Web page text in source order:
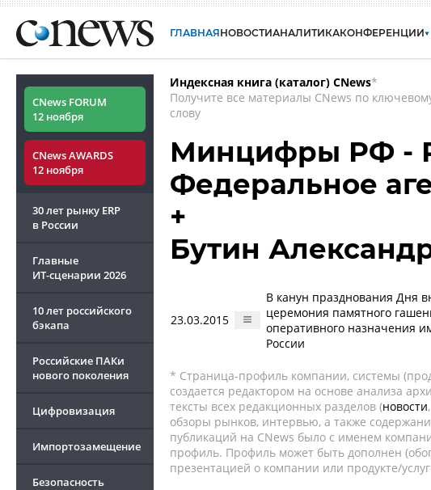
ГЛАВНАЯНОВОСТИАНАЛИТИКАКОНФЕРЕНЦИИ
CNews FORUM
12 ноября
CNews AWARDS
12 ноября
30 лет рынку ERP
в России
Главные
ИТ-сценарии 2026
10 лет российского
бэкапа
Российские ПАКи
нового поколения
Цифровизация
Импортозамещение
Безопасность
Индексная книга (каталог) CNews*
Получите все материалы CNews по
слову
Минцифры РФ -
Федеральное
+
Бутин
23.03.2015
В канун празднования Дня
церемония памятного
оперативного назначения
России
* Страница-профиль компании, системы
создается редактором на основе анализа
тексты всех редакционных разделов (новости
обзоры рынков, интервью, а также
публикаций на CNews было с именем
профиль. Профиль может быть дополнен
презентацией о компании или продукте/